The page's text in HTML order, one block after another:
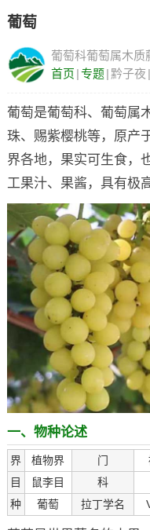
葡萄
葡萄科葡萄属木质
首页 |专题|黔子夜 |
葡萄是葡萄科、葡萄属
珠、赐紫樱桃等，原产
界各地，果实可生食，
工果汁、果酱，具有极
一、物种论述
界 植物界 门
目
鼠李目 科
种
葡萄 拉丁学名